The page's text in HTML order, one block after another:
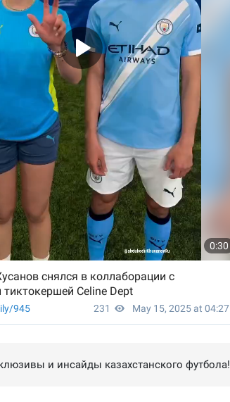
и инсайды казахстанского футбола!